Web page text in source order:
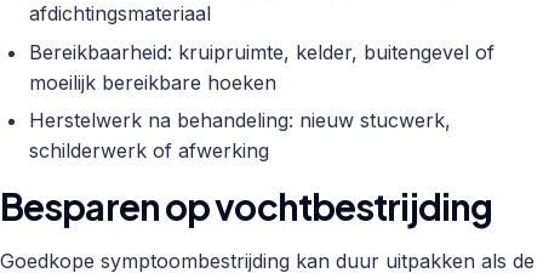
afdichtingsmateriaal
Bereikbaarheid: kruipruimte, kelder, buitengevel of
moeilijk bereikbare hoeken
Herstelwerk na behandeling: nieuw stucwerk,
schilderwerk of afwerking
Besparen op vochtbestrijding
Goedkope symptoombestrijding kan duur uitpakken als de